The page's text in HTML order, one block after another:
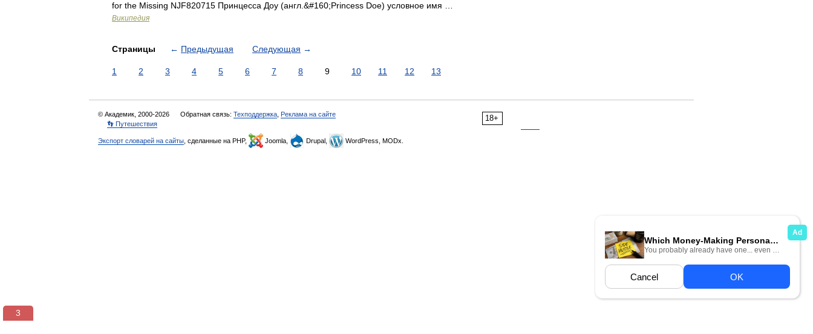
for the Missing NJF820715 Принцесса Доу (англ.&#160;Princess Doe) условное имя …
Википедия
Страницы ← Предыдущая Следующая →
1 2 3 4 5 6 7 8 9 10 11 12 13
18+
© Академик, 2000-2026 Обратная связь: Техподдержка Реклама на сайте
👣 Путешествия
Экспорт словарей на сайты , сделанные на PHP, Joomla, Drupal, WordPress, MODx.
3